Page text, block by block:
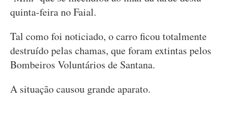
quinta-feira no Faial.
Tal como foi noticiado, o carro ficou totalmente
destruído pelas chamas, que foram extintas pelos
Bombeiros Voluntários de Santana.
A situação causou grande aparato.